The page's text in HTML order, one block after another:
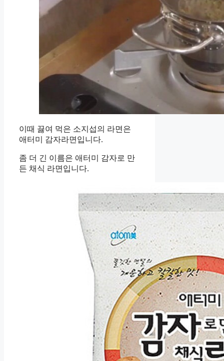
이때 끓여 먹은 소지섭의 라면은
애터미 감자라면입니다.
좀 더 긴 이름은 애터미 감자로 만
든 채식 라면입니다.